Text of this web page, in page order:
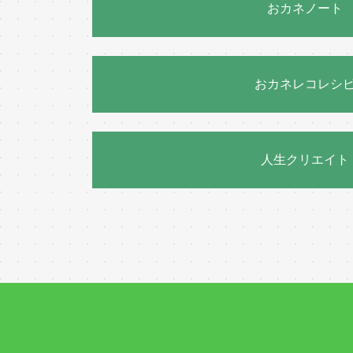
おカネノート
おカネレコレシ
人生クリエイト